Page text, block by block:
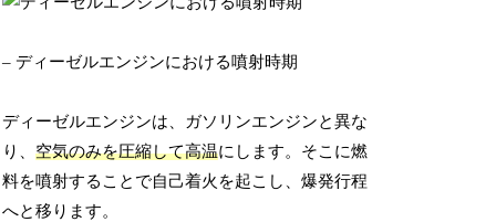
– ディーゼルエンジンにおける噴射時期
ディーゼルエンジンは、ガソリンエンジンと異な
り、空気のみを圧縮して高温にします。そこに燃
料を噴射することで自己着火を起こし、爆発行程
へと移ります。